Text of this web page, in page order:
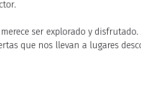
ser explorado y
que nos llevan a lugares